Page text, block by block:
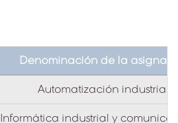
Denominación de la
Automatización industrial
Informática industrial y